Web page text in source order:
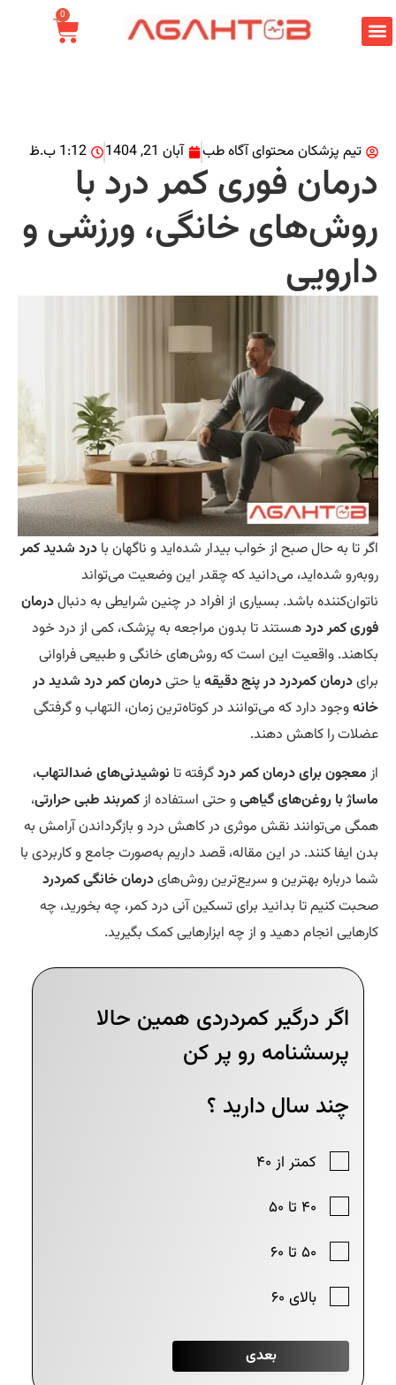
تیم پزشکان محتوای آگاه طب آبان 21, 1404 1:12 ب.ظ
فوری کمر درد با
خانگی، ورزشی و
تا به حال صبح از خواب بیدار شده‌اید و ناگهان بادرد شدید کمر
شده‌اید، می‌دانید که چقدر این وضعیت می‌تواند
باشد. بسیاری از افراد در چنین شرایطی به دنبالدرمان
کمر دردهستند تا بدون مراجعه به پزشک، کمی از درد خود
واقعیت این است که روش‌های خانگی و طبیعی فراوانی
درمان کمردرد در پنج دقیقهیا حتی درمان کمر درد شدید در
وجود دارد که می‌توانند در کوتاه‌ترین زمان، التهاب و گرفتگی
را کاهش دهند.
معجون برای درمان کمر دردگرفته تانوشیدنی‌های ضدالتهاب،
با روغن‌های گیاهیو حتی استفاده ازکمربند طبی حرارتی،
می‌توانند نقش موثری در کاهش درد و بازگرداندن آرامش به
ایفا کنند. در این مقاله، قصد داریم به‌صورت جامع و کاربردی با
درباره بهترین و سریع‌ترین روش‌هایدرمان خانگی کمردرد
کنیم تا بدانید برای تسکین آنی درد کمر، چه بخورید، چه
انجام دهید و از چه ابزارهایی کمک بگیرید.